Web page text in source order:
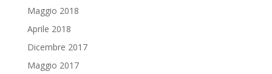
Maggio 2018
Aprile 2018
Dicembre 2017
Maggio 2017